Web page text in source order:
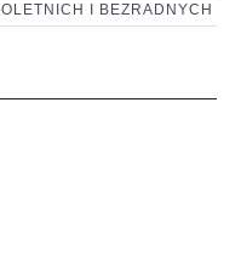
I BEZRADNYCH